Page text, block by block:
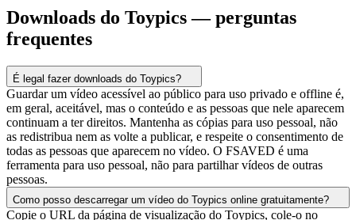
Downloads do Toypics — perguntas
frequentes
É legal fazer downloads do Toypics?
Guardar um vídeo acessível ao público para uso privado e offline é,
em geral, aceitável, mas o conteúdo e as pessoas que nele aparecem
continuam a ter direitos. Mantenha as cópias para uso pessoal, não
as redistribua nem as volte a publicar, e respeite o consentimento de
todas as pessoas que aparecem no vídeo. O FSAVED é uma
ferramenta para uso pessoal, não para partilhar vídeos de outras
pessoas.
Como posso descarregar um vídeo do Toypics online gratuitamente?
Copie o URL da página de visualização do Toypics, cole-o no